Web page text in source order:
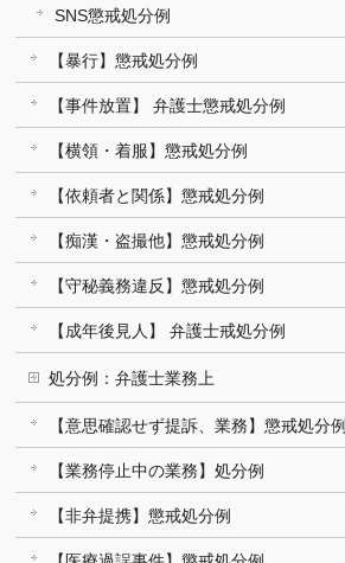
SNS懲戒処分例
【暴行】懲戒処分例
【事件放置】 弁護士懲戒処分例
【横領・着服】懲戒処分例
【依頼者と関係】懲戒処分例
【痴漢・盗撮他】懲戒処分例
【守秘義務違反】懲戒処分例
【成年後見人】 弁護士戒処分例
処分例：弁護士業務上
【意思確認せず提訴、業務】懲戒処分例
【業務停止中の業務】処分例
【非弁提携】懲戒処分例